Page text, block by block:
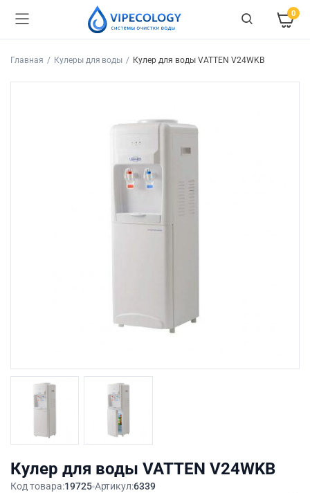
0
Главная Кулеры для воды Кулер для воды VATTEN V24WKB
Кулер для воды VATTEN V24WKB
Код товара:19725 Артикул:6339